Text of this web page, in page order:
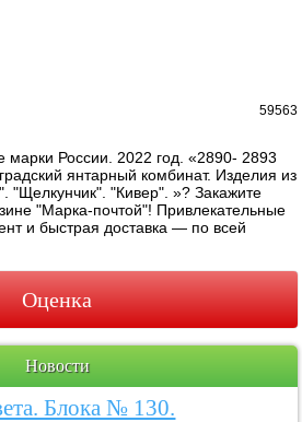
59563
марки России. 2022 год. «2890- 2893
янтарный комбинат. Изделия из
"Щелкунчик". "Кивер". »? Закажите
"Марка-почтой"! Привлекательные
и быстрая доставка — по всей
Оценка
Новости
Блока № 130.